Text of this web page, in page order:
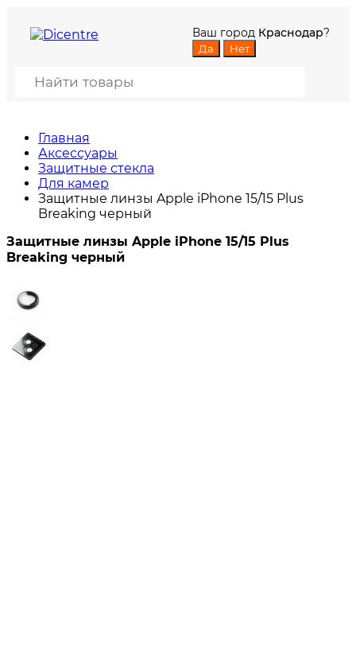
Ваш город Краснодар?
Главная
Аксессуары
Защитные стекла
Для камер
Защитные линзы Apple iPhone 15/15 Plus
Breaking черный
Защитные линзы Apple iPhone 15/15 Plus
Breaking черный